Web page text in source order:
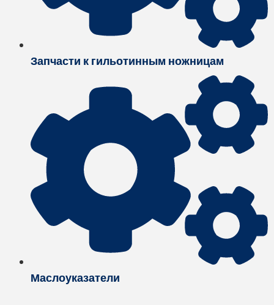
Запчасти к гильотинным ножницам
Маслоуказатели